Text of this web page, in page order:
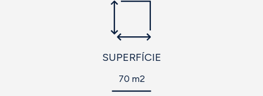
SUPERFÍCIE
70 m2